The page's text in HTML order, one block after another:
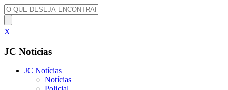
X
JC Notícias
JC Notícias
Notícias